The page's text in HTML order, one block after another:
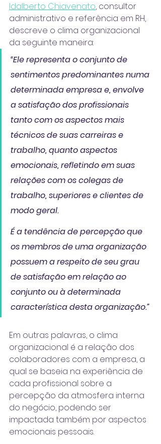
Idalberto Chiavenato, consultor
administrativo e referência em RH,
descreve o clima organizacional
da seguinte maneira:
“Ele representa o conjunto de
sentimentos predominantes numa
determinada empresa e, envolve
a satisfação dos profissionais
tanto com os aspectos mais
técnicos de suas carreiras e
trabalho, quanto aspectos
emocionais, refletindo em suas
relações com os colegas de
trabalho, superiores e clientes de
modo geral.
É a tendência de percepção que
os membros de uma organização
possuem a respeito de seu grau
de satisfação em relação ao
conjunto ou à determinada
característica desta organização.”
Em outras palavras, o clima
organizacional é a relação dos
colaboradores com a empresa, a
qual se baseia na experiência de
cada profissional sobre a
percepção da atmosfera interna
do negócio, podendo ser
impactada também por aspectos
emocionais pessoais.